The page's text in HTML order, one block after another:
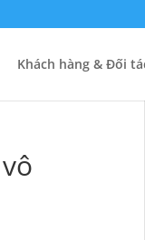
Khách hàng & Đối